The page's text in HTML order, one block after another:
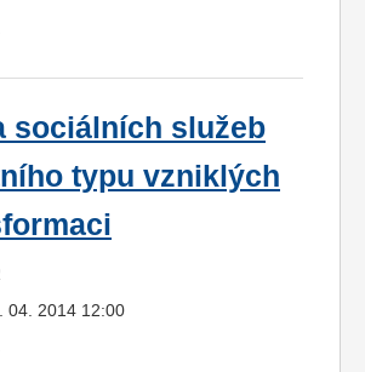
sociálních služeb
typu vzniklých
04. 2014 12:00